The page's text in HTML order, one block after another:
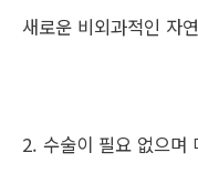
새로운 비외과적인 자
2. 수술이 필요 없으며